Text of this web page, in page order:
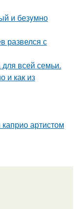
и безyмно
развелся с
всей семьи.
и как из
артистом